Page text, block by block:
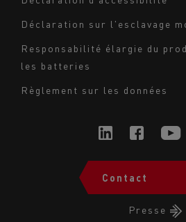
de
page
-
Milieu
Déclaration sur l'esclavage
Responsabilité élargie du
les batteries
Règlement sur les données
Navigation
Contact
Presse